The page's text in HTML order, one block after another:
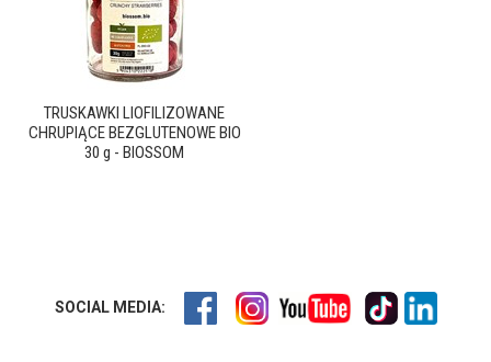
TRUSKAWKI LIOFILIZOWANE
CHRUPIĄCE BEZGLUTENOWE BIO
30 g - BIOSSOM
SOCIAL MEDIA: